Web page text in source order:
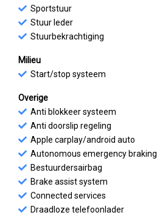
Sportstuur
Stuur leder
Stuurbekrachtiging
Milieu
Start/stop systeem
Overige
Anti blokkeer systeem
Anti doorslip regeling
Apple carplay/android auto
Autonomous emergency braking
Bestuurdersairbag
Brake assist system
Connected services
Draadloze telefoonlader